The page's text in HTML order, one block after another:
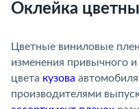
Оклейка
Цветные виниловые
изменения привычного
цвета кузова
производителями